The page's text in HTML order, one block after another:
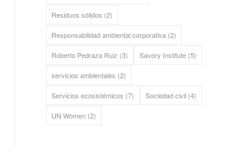
Residuos sólidos (2)
Responsabilidad ambiental corporativa (2)
Roberto Pedraza Ruiz (3) Savory Institute (5)
servicios ambientales (2)
Servicios ecosistémicos (7) Sociedad civil (4)
UN Women (2)